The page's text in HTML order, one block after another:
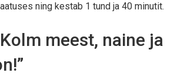
ning kestab 1 tund ja 40 minutit.
meest, naine ja